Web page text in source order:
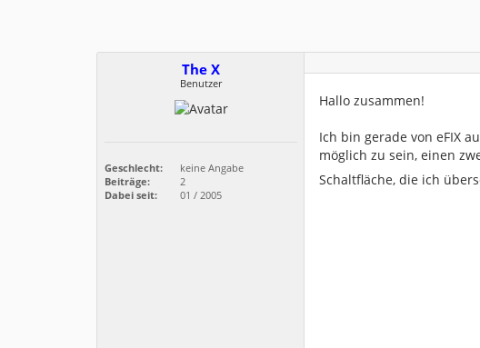
The X
Benutzer
Geschlecht:
keine Angabe
Beiträge:
2
Dabei seit:
01 / 2005
Hallo zusammen!
Ich bin gerade von eFIX
möglich zu sein, einen
Schaltfläche, die ich